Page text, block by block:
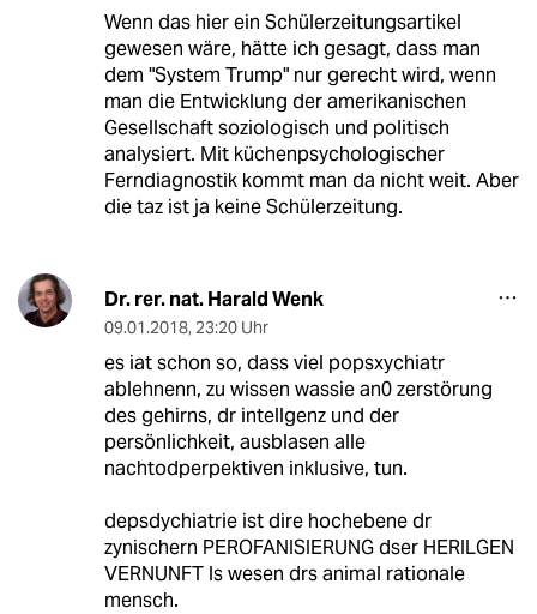
Wenn das hier ein Schülerzeitungsartikel
gewesen wäre, hätte ich gesagt, dass man
dem "System Trump" nur gerecht wird, wenn
man die Entwicklung der amerikanischen
Gesellschaft soziologisch und politisch
analysiert. Mit küchenpsychologischer
Ferndiagnostik kommt man da nicht weit. Aber
die taz ist ja keine Schülerzeitung.
Dr. rer. nat. Harald Wenk
09.01.2018, 23:20 Uhr
es iat schon so, dass viel popsxychiatr
ablehnenn, zu wissen wassie an0 zerstörung
des gehirns, dr intellgenz und der
persönlichkeit, ausblasen alle
nachtodperpektiven inklusive, tun.
depsdychiatrie ist dire hochebene dr
zynischern PEROFANISIERUNG dser HERILGEN
VERNUNFT ls wesen drs animal rationale
mensch.